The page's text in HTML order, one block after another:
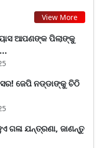
View More
ଆପଣଙ୍କ ପିଲାଙ୍କୁ
ଜେପି ନଡ୍ଡାଙ୍କୁ ଚିଠି
ଗଳା ଯନ୍ତ୍ରଣା, ଜାଣନ୍ତୁ